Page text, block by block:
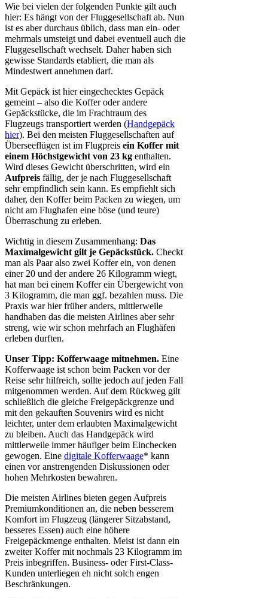
Wie bei vielen der folgenden Punkte gilt auch
hier: Es hängt von der Fluggesellschaft ab. Nun
ist es aber durchaus üblich, dass man ein- oder
mehrmals umsteigt und dabei eventuell auch die
Fluggesellschaft wechselt. Daher haben sich
gewisse Standards etabliert, die man als
Mindestwert annehmen darf.
Mit Gepäck ist hier eingechecktes Gepäck
gemeint – also die Koffer oder andere
Gepäckstücke, die im Frachtraum des
Flugzeugs transportiert werden (Handgepäck
hier). Bei den meisten Fluggesellschaften auf
Überseeflügen ist im Flugpreis ein Koffer mit
einem Höchstgewicht von 23 kg enthalten.
Wird dieses Gewicht überschritten, wird ein
Aufpreis fällig, der je nach Fluggesellschaft
sehr empfindlich sein kann. Es empfiehlt sich
daher, den Koffer beim Packen zu wiegen, um
nicht am Flughafen eine böse (und teure)
Überraschung zu erleben.
Wichtig in diesem Zusammenhang: Das
Maximalgewicht gilt je Gepäckstück. Checkt
man als Paar also zwei Koffer ein, von denen
einer 20 und der andere 26 Kilogramm wiegt,
hat man bei einem Koffer ein Übergewicht von
3 Kilogramm, die man ggf. bezahlen muss. Die
Praxis war hier früher anders, mittlerweile
handhaben das die meisten Airlines aber sehr
streng, wie wir schon mehrfach an Flughäfen
erleben durften.
Unser Tipp: Kofferwaage mitnehmen. Eine
Kofferwaage ist schon beim Packen vor der
Reise sehr hilfreich, sollte jedoch auf jeden Fall
mitgenommen werden. Auf dem Rückweg gilt
schließlich die gleiche Freigepäckgrenze und
mit den gekauften Souvenirs wird es nicht
leichter, unter dem erlaubten Maximalgewicht
zu bleiben. Auch das Handgepäck wird
mittlerweile immer häufiger beim Einchecken
gewogen. Eine digitale Kofferwaage* kann
einen vor anstrengenden Diskussionen oder
hohen Mehrkosten bewahren.
Die meisten Airlines bieten gegen Aufpreis
Premiumkonditionen an, die neben besserem
Komfort im Flugzeug (längerer Sitzabstand,
besseres Essen) auch eine höhere
Freigepäckmenge enthalten. Meist ist dann ein
zweiter Koffer mit nochmals 23 Kilogramm im
Preis inbegriffen. Business- oder First-Class-
Kunden unterliegen eh nicht solch engen
Beschränkungen.